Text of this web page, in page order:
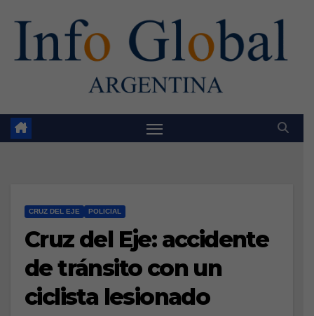
CRUZ DEL EJE POLICIAL
Cruz del Eje: accidente
de tránsito con un
ciclista lesionado